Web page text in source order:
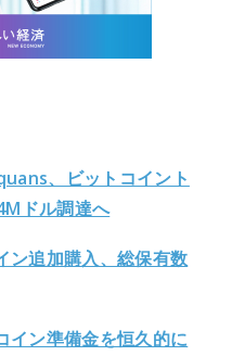
、ビットコイント
ドル調達へ
ン追加購入、総保有数
イン準備金を恒久的に